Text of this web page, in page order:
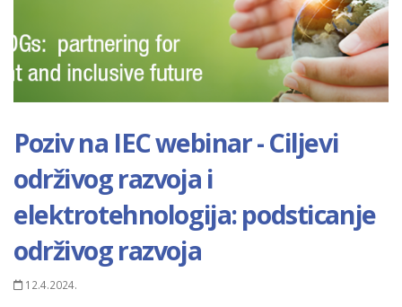
Poziv na IEC webinar - Ciljevi
održivog razvoja i
elektrotehnologija: podsticanje
održivog razvoja
12.4.2024.